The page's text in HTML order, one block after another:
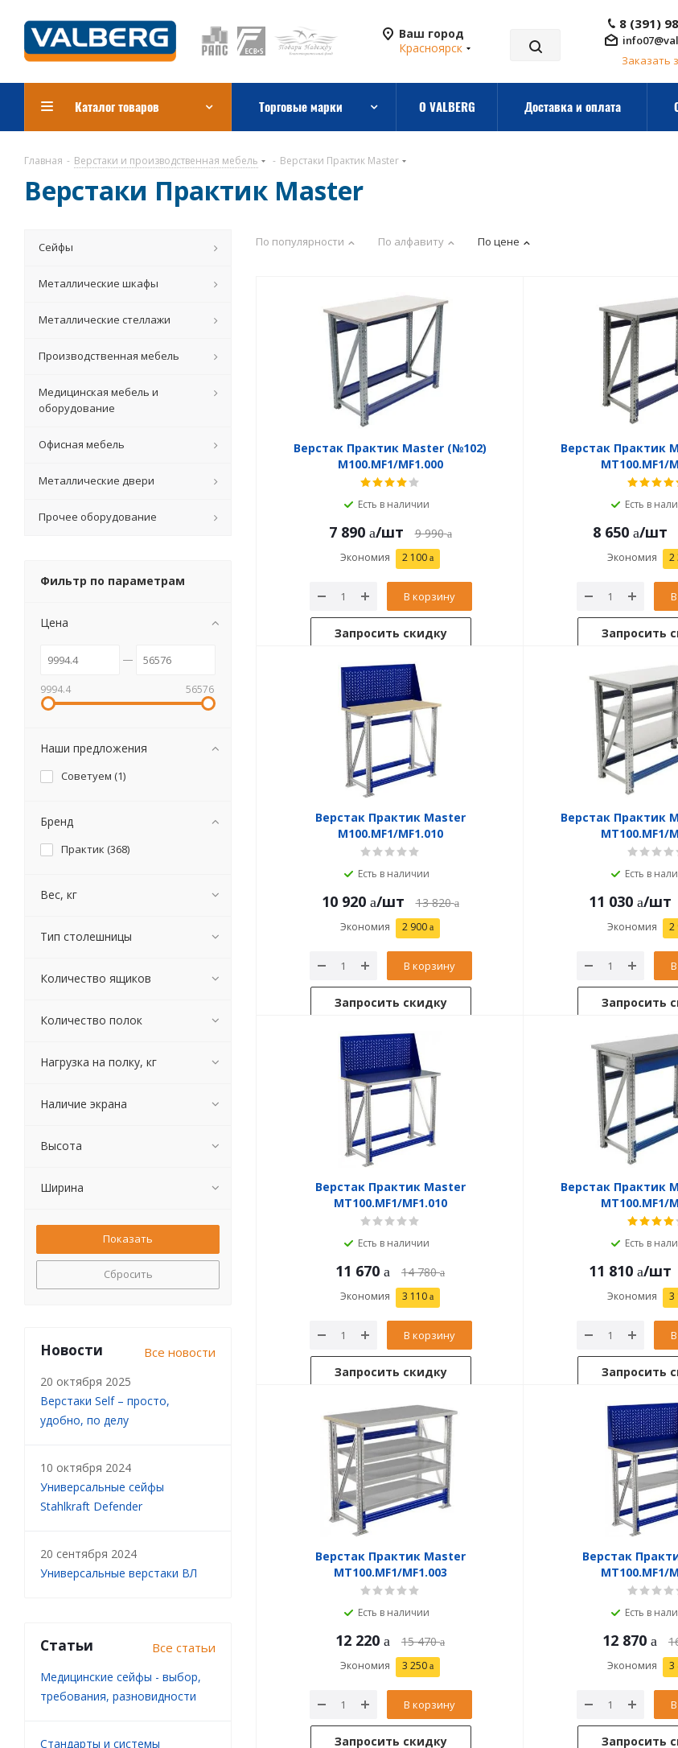
Ваш город
Красноярск
8 (391)
Заказать
Каталог товаров Торговые марки О VALBERG Доставка и оплата
Главная - Верстаки и производственная мебель - Верстаки Практик Master
Верстаки Практик Master
По популярности По алфавиту По цене
Верстак Практик Master (№102)
M100.MF1/MF1.000
Есть в наличии
7 890 /шт 9 990
Экономия 2 100
В корзину
Запросить скидку
Верстак Практик
MT100.MF1/
Есть в
8 650 /шт
Экономия 2
Запросить
Верстак Практик Master
M100.MF1/MF1.010
Есть в наличии
10 920 /шт 13 820
Экономия 2 900
В корзину
Запросить скидку
Верстак Практик
MT100.MF1/
Есть в
11 030 /шт
Экономия 2
Запросить
Верстак Практик Master
MT100.MF1/MF1.010
Есть в наличии
11 670 14 780
Экономия 3 110
В корзину
Запросить скидку
Верстак Практик
MT100.MF1/
Есть в
11 810 /шт
Экономия 3
Запросить
Верстак Практик Master
MT100.MF1/MF1.003
Есть в наличии
12 220 15 470
Экономия 3 250
В корзину
Запросить скидку
Верстак
MT100.MF1/
Есть в
12 870
Экономия 3
Запросить
Сейфы
Металлические шкафы
Металлические стеллажи
Производственная мебель
Медицинская мебель и
оборудование
Офисная мебель
Металлические двери
Прочее оборудование
Фильтр по параметрам
Цена
9994.4 56576
Наши предложения
Советуем (1)
Бренд
Практик (368)
Вес, кг
Тип столешницы
Количество ящиков
Количество полок
Нагрузка на полку, кг
Наличие экрана
Высота
Ширина
Сбросить
Новости Все новости
20 октября 2025
Верстаки Self – просто,
удобно, по делу
10 октября 2024
Универсальные сейфы
Stahlkraft Defender
20 сентября 2024
Универсальные верстаки ВЛ
Статьи Все статьи
Медицинские сейфы - выбор,
требования, разновидности
Стандарты и системы